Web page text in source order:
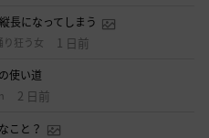
長になってしまう
り狂う女 1 日前
使い道
2 日前
こと？